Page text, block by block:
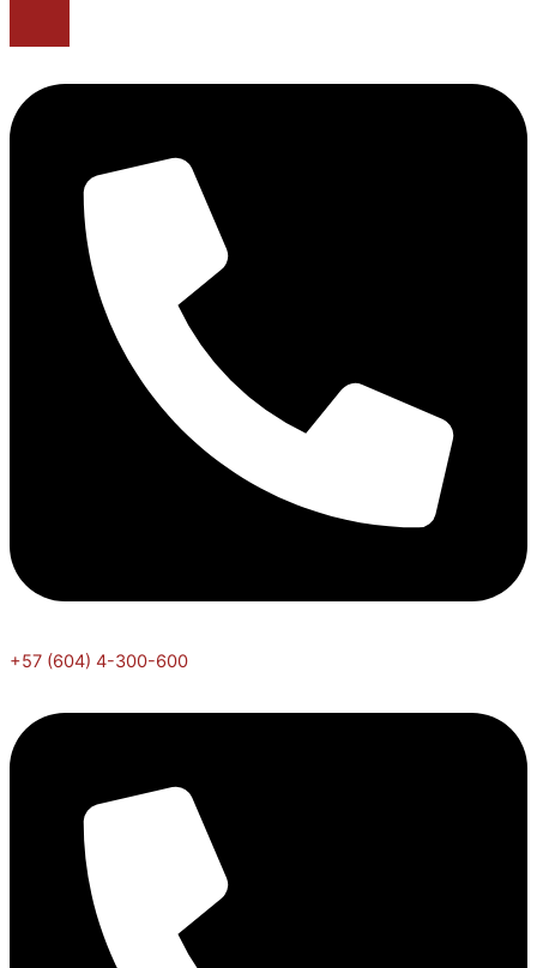
+57 (604) 4-300-600